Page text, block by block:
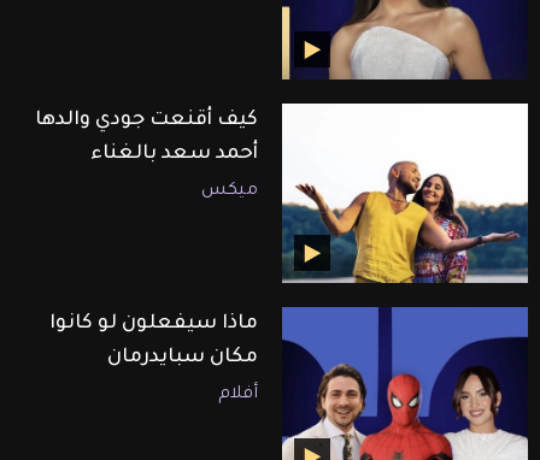
كيف أقنعت جودي والدها
أحمد سعد بالغناء
ميكس
ماذا سيفعلون لو كانوا
مكان سبايدرمان
أفلام